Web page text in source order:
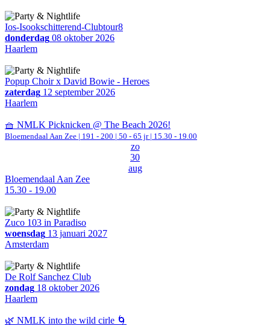
Ios-Isookschitterend-Clubtour8
donderdag 08 oktober 2026
Haarlem
Popup Choir x David Bowie - Heroes
zaterdag 12 september 2026
Haarlem
🧺 NMLK Picknicken @ The Beach 2026!
Bloemendaal Aan Zee | 191 - 200 | 50 - 65 jr | 15.30 - 19.00
zo
30
aug
Bloemendaal Aan Zee
15.30 - 19.00
Zuco 103 in Paradiso
woensdag 13 januari 2027
Amsterdam
De Rolf Sanchez Club
zondag 18 oktober 2026
Haarlem
🌿 NMLK into the wild cirle 🌀